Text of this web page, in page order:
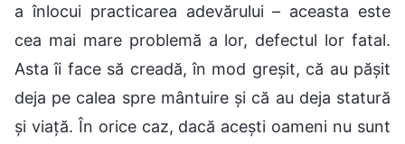
a înlocui practicarea adevărului – aceasta este
cea mai mare problemă a lor, defectul lor fatal.
Asta îi face să creadă, în mod greșit, că au pășit
deja pe calea spre mântuire și că au deja statură
și viață. În orice caz, dacă acești oameni nu sunt